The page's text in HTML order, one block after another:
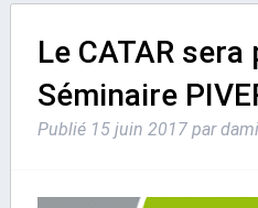
Le CATAR
Séminaire
Publié 15 juin 2017 par